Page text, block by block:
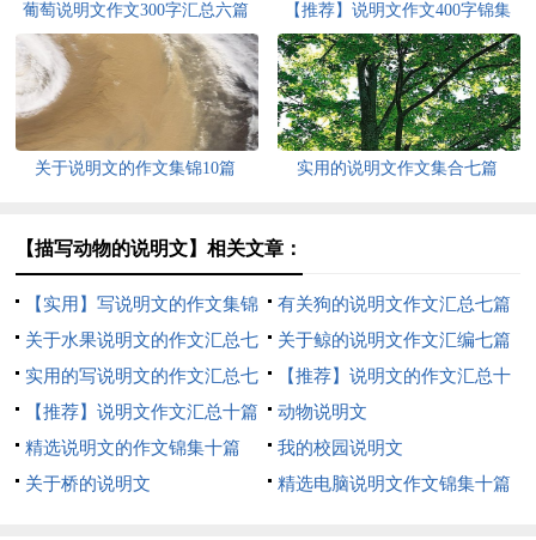
葡萄说明文作文300字汇总六篇
【推荐】说明文作文400字锦集
10篇
关于说明文的作文集锦10篇 实用的说明文作文集合七篇
【描写动物的说明文】相关文章：
【实用】写说明文的作文集锦
八篇
有关狗的说明文作文汇总七篇
关于水果说明文的作文汇总七
篇
关于鲸的说明文作文汇编七篇
实用的写说明文的作文汇总七
篇
【推荐】说明文的作文汇总十
篇
【推荐】说明文作文汇总十篇
动物说明文
精选说明文的作文锦集十篇
我的校园说明文
关于桥的说明文
精选电脑说明文作文锦集十篇